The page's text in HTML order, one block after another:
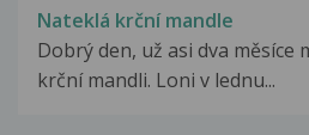
Nateklá krční mandle
Dobrý den, už asi dva měsíce
krční mandli. Loni v lednu...